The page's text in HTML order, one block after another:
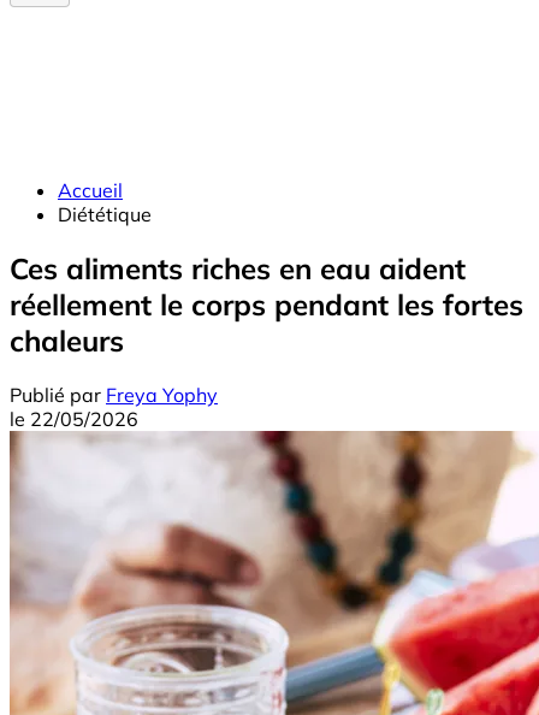
Accueil
Diététique
Ces aliments riches en eau aident
réellement le corps pendant les fortes
chaleurs
Publié par Freya Yophy
le 22/05/2026